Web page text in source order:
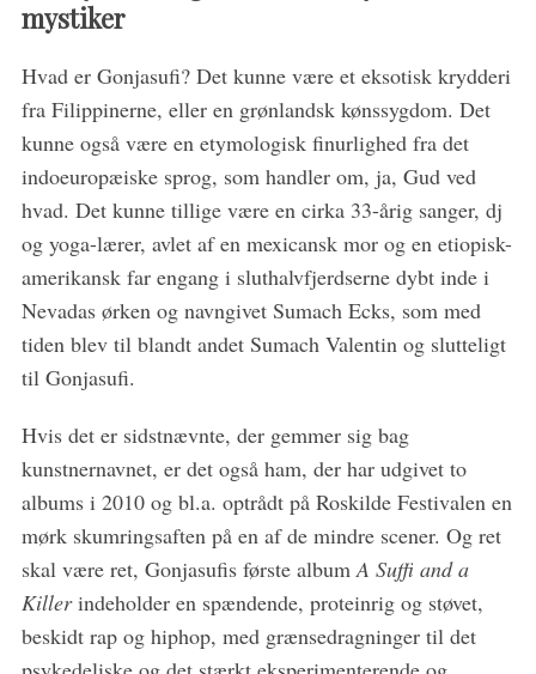
mystiker
Hvad er Gonjasufi? Det kunne være et eksotisk krydderi
fra Filippinerne, eller en grønlandsk kønssygdom. Det
kunne også være en etymologisk finurlighed fra det
indoeuropæiske sprog, som handler om, ja, Gud ved
hvad. Det kunne tillige være en cirka 33-årig sanger, dj
og yoga-lærer, avlet af en mexicansk mor og en etiopisk-
amerikansk far engang i sluthalvfjerdserne dybt inde i
Nevadas ørken og navngivet Sumach Ecks, som med
tiden blev til blandt andet Sumach Valentin og slutteligt
til Gonjasufi.
Hvis det er sidstnævnte, der gemmer sig bag
kunstnernavnet, er det også ham, der har udgivet to
albums i 2010 og bl.a. optrådt på Roskilde Festivalen en
mørk skumringsaften på en af de mindre scener. Og ret
skal være ret, Gonjasufis første albumA Suffi and a
Killerindeholder en spændende, proteinrig og støvet,
beskidt rap og hiphop, med grænsedragninger til det
S
a
r
c
r
: